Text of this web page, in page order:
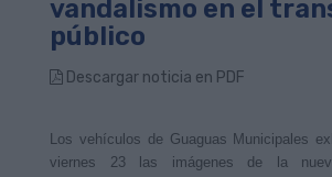
vandalismo en el
público
Descargar noticia en PDF
Los vehículos de Guaguas Municipales
viernes 23 las imágenes de la